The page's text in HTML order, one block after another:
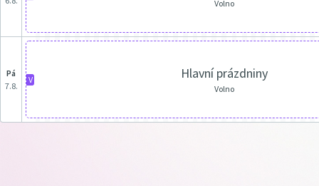
Volno
pá
7.8.
V Hlavní prázdniny
Volno